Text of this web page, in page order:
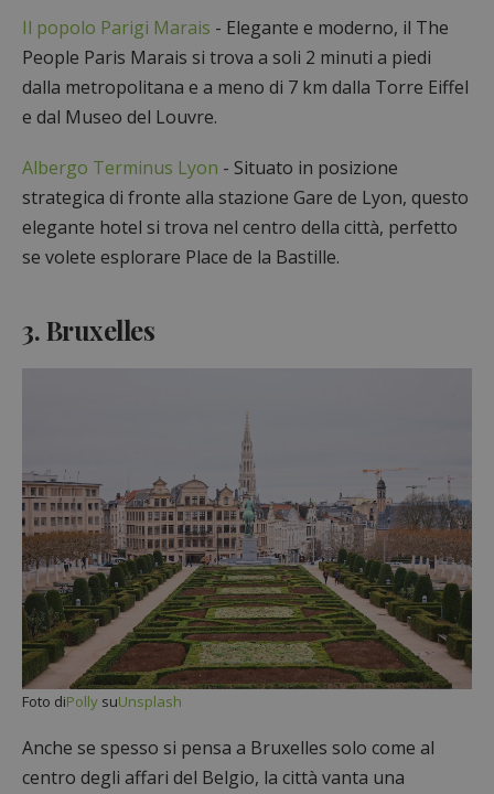
Il popolo Parigi Marais - Elegante e moderno, il The
People Paris Marais si trova a soli 2 minuti a piedi
dalla metropolitana e a meno di 7 km dalla Torre Eiffel
e dal Museo del Louvre.
Albergo Terminus Lyon - Situato in posizione
strategica di fronte alla stazione Gare de Lyon, questo
elegante hotel si trova nel centro della città, perfetto
se volete esplorare Place de la Bastille.
3. Bruxelles
Foto diPolly suUnsplash
Anche se spesso si pensa a Bruxelles solo come al
centro degli affari del Belgio, la città vanta una